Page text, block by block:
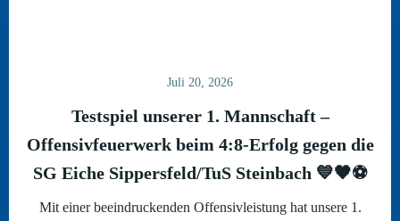
Juli 20, 2026
Testspiel unserer 1. Mannschaft –
Offensivfeuerwerk beim 4:8-Erfolg gegen die
SG Eiche Sippersfeld/TuS Steinbach 💙🖤⚽
Mit einer beeindruckenden Offensivleistung hat unsere 1.